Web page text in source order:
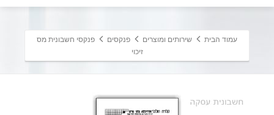
עמוד הבית שירותים ומוצרים פנקסים
פנקסי חשבונית מס
זיכוי